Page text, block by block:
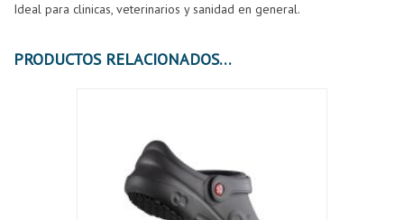
Ideal para clinicas, veterinarios y sanidad en general.
PRODUCTOS RELACIONADOS